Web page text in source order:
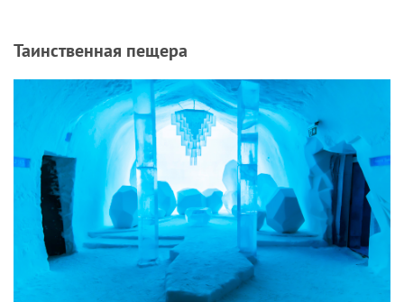
Таинственная пещера